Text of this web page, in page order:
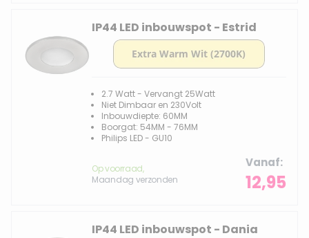
IP44 LED inbouwspot - Estrid
2.7 Watt - Vervangt 25Watt
Niet Dimbaar en 230Volt
Inbouwdiepte: 60MM
Boorgat: 54MM - 76MM
Philips LED - GU10
Op voorraad,
Maandag verzonden
Vanaf
12,95
IP44 LED inbouwspot - Dania